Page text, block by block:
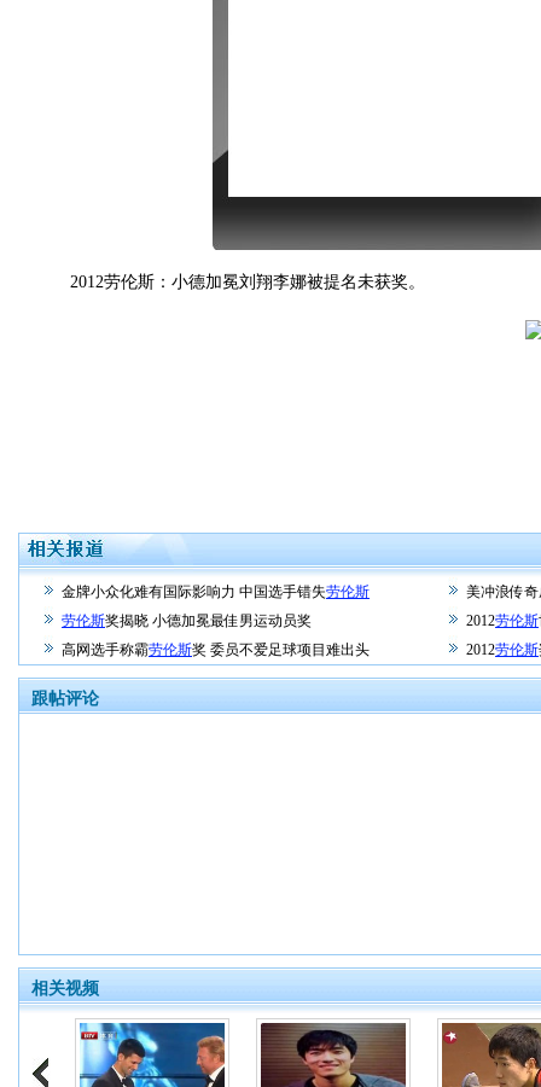
2012劳伦斯：小德加冕刘翔李娜被提名未获奖。
金牌小众化难有国际影响力 中国选手错失劳伦斯
美冲浪传
劳伦斯奖揭晓 小德加冕最佳男运动员奖 2012劳伦斯
高网选手称霸劳伦斯奖 委员不爱足球项目难出头 2012劳伦斯
跟帖评论
相关视频